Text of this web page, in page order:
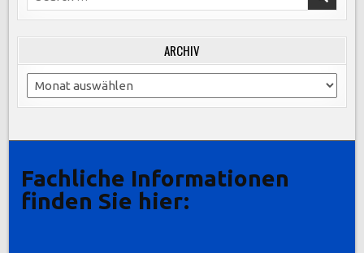
for:
ARCHIV
Archiv
Fachliche Informationen
finden Sie hier: